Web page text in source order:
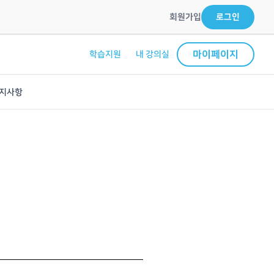
회원가입 로그인
학습지원 내 강의실 마이페이지
사항